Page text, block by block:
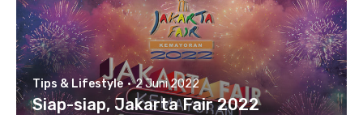
Tips & Lifestyle · 2 Juni 2022
Siap-siap, Jakarta Fair 2022